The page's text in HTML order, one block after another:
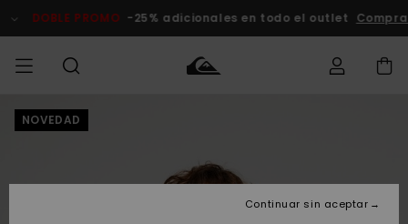
del
DOBLE PROMO -25% adicionales en todo el outlet
HOMBRE
Hombre
Envio
NOVEDAD
Continuar sin aceptar